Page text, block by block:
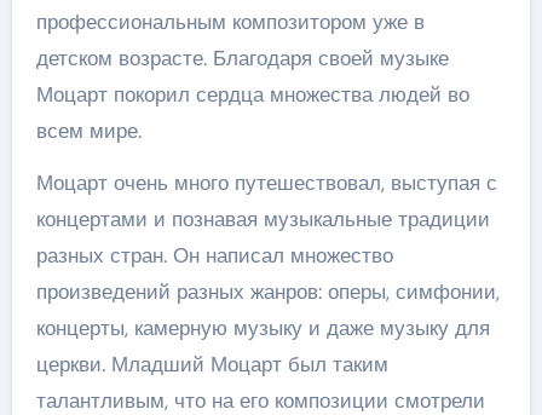
профессиональным композитором уже в
детском возрасте. Благодаря своей музыке
Моцарт покорил сердца множества людей во
всем мире.
Моцарт очень много путешествовал, выступая с
концертами и познавая музыкальные традиции
разных стран. Он написал множество
произведений разных жанров: оперы, симфонии,
концерты, камерную музыку и даже музыку для
церкви. Младший Моцарт был таким
талантливым, что на его композиции смотрели